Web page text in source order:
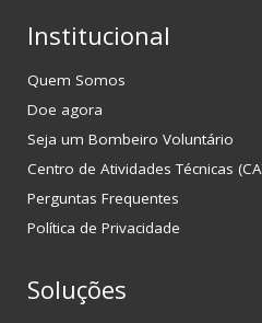
Institucional
Quem Somos
Doe agora
Seja um Bombeiro Voluntário
Centro de Atividades Técnicas
Perguntas Frequentes
Política de Privacidade
Soluções